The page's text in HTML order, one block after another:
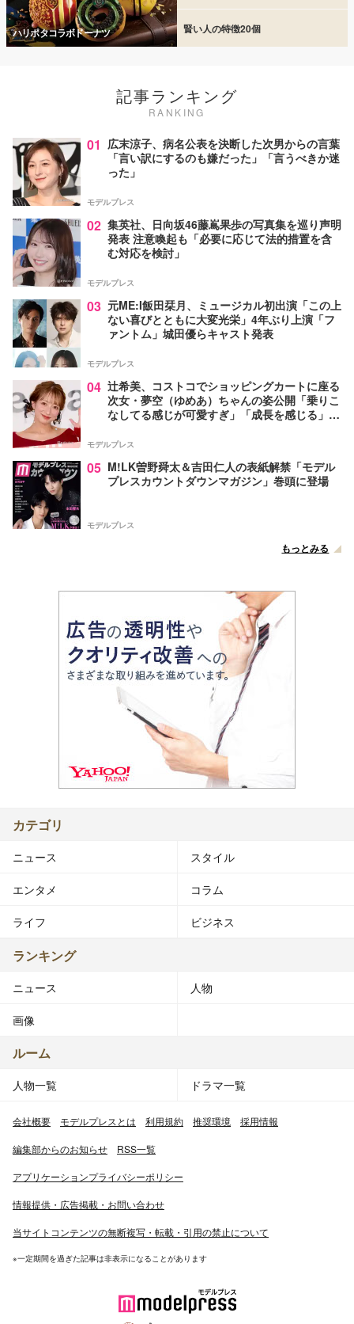
ハリポタコラボドーナツ 賢い人の特徴20個
記事ランキング
RANKING
01 広末涼子、病名公表を決断した次男からの言葉
「言い訳にするのも嫌だった」「言うべきか迷
った」
モデルプレス
02 集英社、日向坂46藤嶌果歩の写真集を巡り声明
発表 注意喚起も「必要に応じて法的措置を含
む対応を検討」
モデルプレス
03 元ME:I飯田栞月、ミュージカル初出演「この上
ない喜びとともに大変光栄」4年ぶり上演「フ
ァントム」城田優らキャスト発表
モデルプレス
04 辻希美、コストコでショッピングカートに座る
次女・夢空（ゆめあ）ちゃんの姿公開「乗りこ
なしてる感じが可愛すぎ」「成長を感じる」の
モデルプレス
05 M!LK曽野舜太＆吉田仁人の表紙解禁「モデル
プレスカウントダウンマガジン」巻頭に登場
モデルプレス
もっとみる
カテゴリ
ニュース スタイル
エンタメ コラム
ライフ ビジネス
ランキング
ニュース 人物
画像
ルーム
人物一覧 ドラマ一覧
会社概要 モデルプレスとは 利用規約 推奨環境 採用情報
編集部からのお知らせ RSS一覧
アプリケーションプライバシーポリシー
情報提供・広告掲載・お問い合わせ
当サイトコンテンツの無断複写・転載・引用の禁止について
※一定期間を過ぎた記事は非表示になることがあります